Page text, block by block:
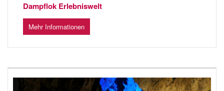
Dampflok Erlebniswelt
Mehr Informationen